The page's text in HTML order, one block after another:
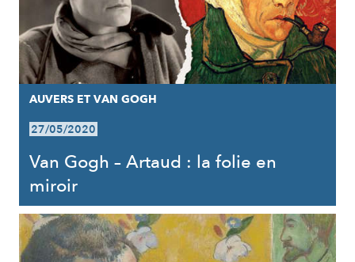
AUVERS ET VAN GOGH
27/05/2020
Van Gogh – Artaud : la folie en
miroir